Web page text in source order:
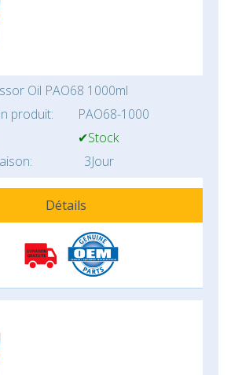
Oil PAO68 1000ml
produit:
PAO68-1000
✔Stock
3Jour
Détails